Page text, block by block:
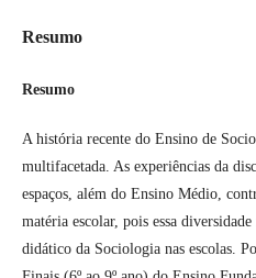
Resumo
Resumo
A história recente do Ensino de
multifacetada. As experiências da
espaços, além do Ensino Médio,
matéria escolar, pois essa
didático da Sociologia nas escolas.